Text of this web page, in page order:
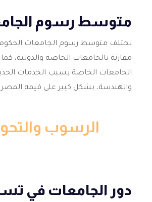
متوسط رسوم
تختلف متوسط رسوم الجامعات
مقارنة بالجامعات الخاصة والدولية،
الجامعات الخاصة بسبب الخدمات
والهندسة، بشكل كبير على قيمة
الرسوب
دور الجامعات في